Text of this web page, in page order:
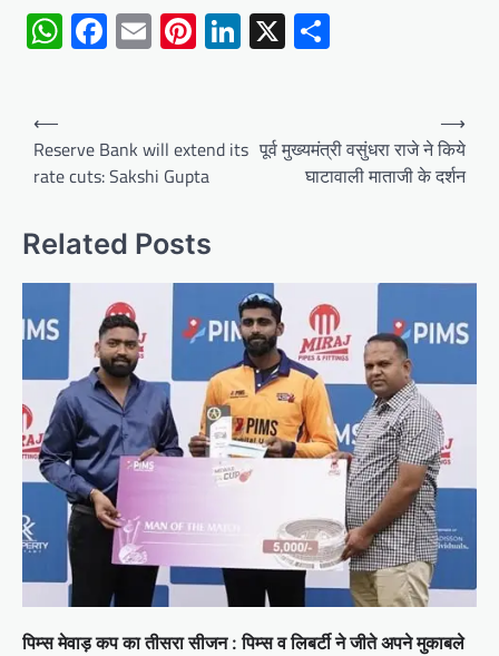
WhatsApp
Facebook
EmailPinterest
LinkedIn
X
Post
navigation
⟵
Reserve Bank will extend its
rate cuts: Sakshi Gupta
पूर्व मुख्यमंत्री वसुंधरा राजे ने किये
घाटावाली माताजी के दर्शन
⟶
Related Posts
पिम्स मेवाड़ कप का तीसरा सीजन : पिम्स व लिबर्टी ने जीते अपने मुकाबले